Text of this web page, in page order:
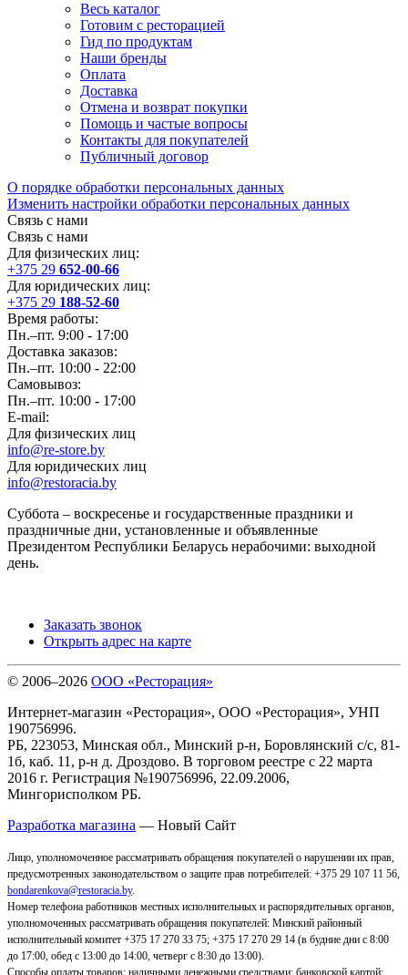
Весь каталог
Готовим с ресторацией
Гид по продуктам
Наши бренды
Оплата
Доставка
Отмена и возврат покупки
Помощь и частые вопросы
Контакты для покупателей
Публичный договор
О порядке обработки персональных данных
Изменить настройки обработки персональных данных
Связь с нами
Связь с нами
Для физических лиц:
+375 29 652-00-66
Для юридических лиц:
+375 29 188-52-60
Время работы:
Пн.–пт. 9:00 - 17:00
Доставка заказов:
Пн.–пт. 10:00 - 22:00
Самовывоз:
Пн.–пт. 10:00 - 17:00
E-mail:
Для физических лиц
info@re-store.by
Для юридических лиц
info@restoracia.by
Суббота – воскресенье и государственные праздники и
праздничные дни, установленные и объявленные
Президентом Республики Беларусь нерабочими: выходной
день.
Заказать звонок
Открыть адрес на карте
© 2006–2026 ООО «Ресторация»
Интернет-магазин «Ресторация», ООО «Ресторация», УНП
190756996.
РБ, 223053, Минская обл., Минский р-н, Боровлянский с/с, 81-
1б, каб. 11, р-н д. Дроздово. В торговом реестре с 22 марта
2016 г. Регистрация №190756996, 22.09.2006,
Мингорисполком РБ.
Разработка магазина — Новый Сайт
Лицо, уполномоченное рассматривать обращения покупателей о нарушении их прав,
предусмотренных законодательством о защите прав потребителей: +375 29 107 11 56,
bondarenkova@restoracia.by.
Номер телефона работников местных исполнительных и распорядительных органов,
уполномоченных рассматривать обращения покупателей: Минский районный
исполнительный комитет +375 17 270 33 75; +375 17 270 29 14 (в будние дни с 8:00
до 17:00, обед с 13:00 до 14:00, четверг с 8:30 до 13:00).
Способы оплаты товаров: наличными денежными средствами; банковской картой;